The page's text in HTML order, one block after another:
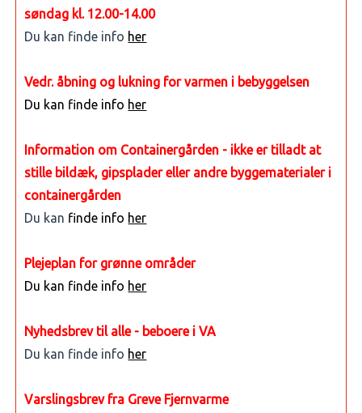
søndag kl. 12.00-14.00
Du kan finde info her
Vedr. åbning og lukning for varmen i bebyggelsen
Du kan finde info her
Information om Containergården - ikke er tilladt at
stille bildæk, gipsplader eller andre byggematerialer i
containergården
Du kan finde info her
Plejeplan for grønne områder
Du kan finde info her
Nyhedsbrev til alle - beboere i VA
Du kan finde info her
Varslingsbrev fra Greve Fjernvarme